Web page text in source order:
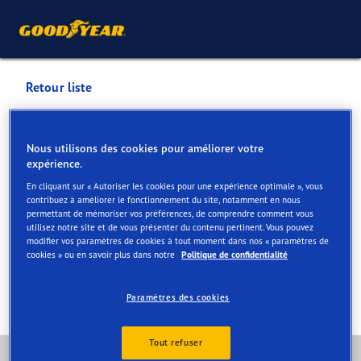
Retour liste
Services disponibles en ligne et en magasin
Contact Services Offres au centre Vulco Avis
Nous utilisons des cookies pour améliorer votre
expérience.
En cliquant sur « Autoriser les cookies pour une expérience optimale », vous
contribuez à améliorer le fonctionnement du site, notamment en nous
permettant de mémoriser vos préférences, de comprendre comment vous
utilisez notre site et de vous présenter du contenu pertinent. Vous pouvez
modifier vos paramètres de cookies à tout moment dans nos « paramètres de
cookies » ou en savoir plus dans notre Politique de confidentialité
Paramètres des cookies
Tout refuser